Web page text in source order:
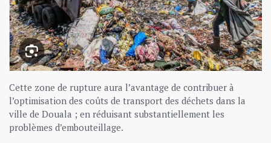
Cette zone de rupture aura l’avantage de contribuer à
l’optimisation des coûts de transport des déchets dans la
ville de Douala ; en réduisant substantiellement les
problèmes d’embouteillage.